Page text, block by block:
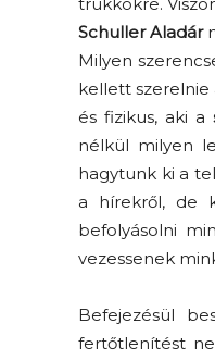
trükkökre.
Schuller Aladár
Milyen
kellett szerelnie
és fizikus, aki a
nélkül milyen
hagytunk ki a
a hírekről, de
befolyásolni
vezessenek
Befejezésül
fertőtlenítést